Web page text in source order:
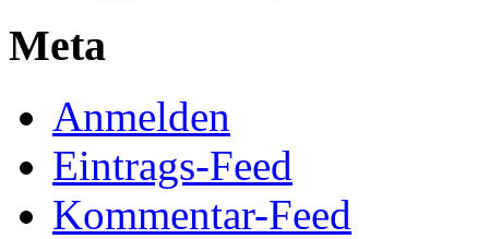
Meta
Anmelden
Eintrags-Feed
Kommentar-Feed